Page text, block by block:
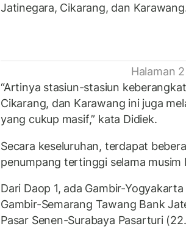
Jatinegara, Cikarang, dan
Halaman
“Artinya stasiun-stasiun
Cikarang, dan Karawang ini juga
yang cukup masif,” kata Didiek.
Secara keseluruhan, terdapat
penumpang tertinggi selama musim
Dari Daop 1, ada Gambir-
Gambir-Semarang Tawang Bank
Pasar Senen-Surabaya Pasarturi